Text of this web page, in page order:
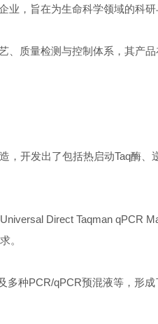
，旨在为生命科学领域的科
质量检测与控制体系，其产
开发出了包括热启动Taq酶
Direct Taqman qPCR
。
种PCR/qPCR预混液等，形